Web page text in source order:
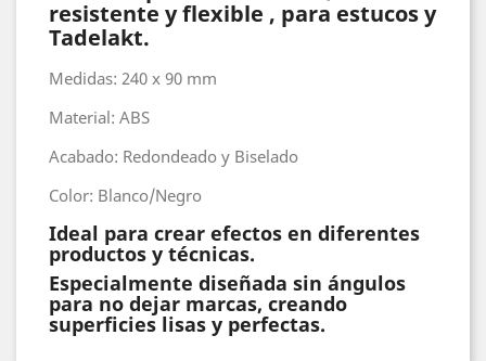
resistente y flexible , para estucos y
Tadelakt.
Medidas: 240 x 90 mm
Material: ABS
Acabado: Redondeado y Biselado
Color: Blanco/Negro
Ideal para crear efectos en diferentes
productos y técnicas.
Especialmente diseñada sin ángulos
para no dejar marcas, creando
superficies lisas y perfectas.